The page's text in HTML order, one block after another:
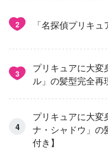
2 「名探偵プリキ
3
プリキュアに大
ル」の髪型完全再
プリキュアに大
ナ・シャドウ」の
付き】